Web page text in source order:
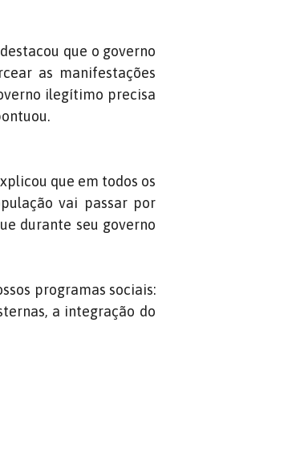
que o governo
as manifestações
ilegítimo precisa
que em todos os
vai passar por
durante seu governo
programas sociais:
a integração do